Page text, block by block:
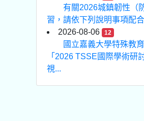
有關2026城鎮韌性（
習，請依下列說明事項配
2026-08-06
12
國立嘉義大學特殊教
「2026 TSSE國際學術研
視...